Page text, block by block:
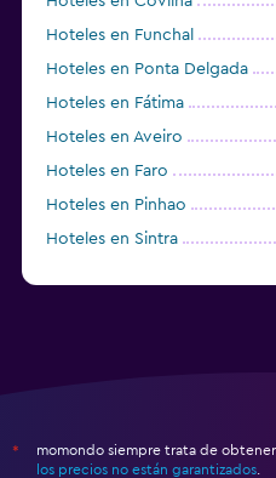
Hoteles en Funchal
Hoteles en Ponta Delgada
Hoteles en Fátima
Hoteles en Aveiro
Hoteles en Faro
Hoteles en Pinhao
Hoteles en Sintra
*
momondo siempre trata de
los precios no están garantizados